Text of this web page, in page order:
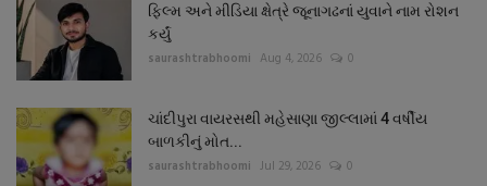
ફિલ્મ અને મીડિયા ક્ષેત્રે જૂનાગઢનાં યુવાને નામ રોશન
કર્યું
saurashtrabhoomi Aug 4, 2026 0
ચાંદીપુરા વાયરસથી મહેસાણા જીલ્લામાં 4 વર્ષીય
બાળકીનું મોત...
saurashtrabhoomi Jul 29, 2026 0